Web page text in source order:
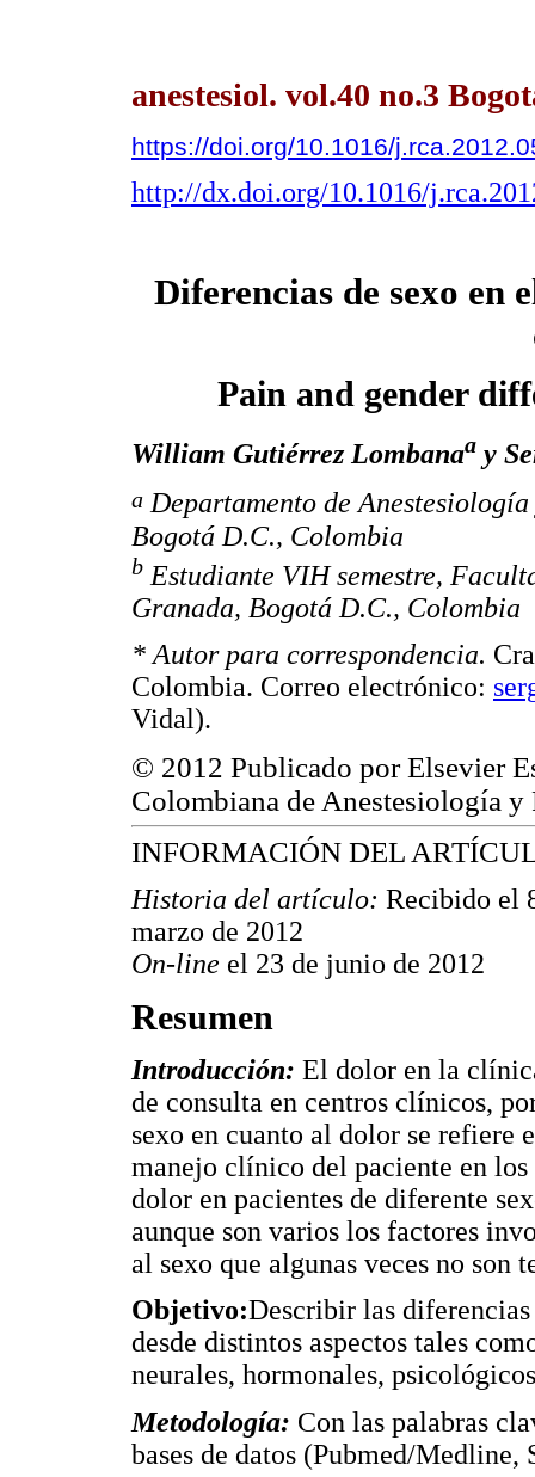
anestesiol. vol.40 no.3
https://doi.org/10.1016/
http://dx.doi.org/10.1016/
Diferencias de sexo en
Pain and gender
William Gutiérrez Lombanaa y
a Departamento de
Bogotá D.C., Colombia
b Estudiante VIH semestre,
Granada, Bogotá D.C., Colombia
* Autor para correspondencia.
Colombia. Correo electrónico:
Vidal).
© 2012 Publicado por Elsevier
Colombiana de Anestesiología y
INFORMACIÓN DEL
Historia del artículo: Recibido el
marzo de 2012
On-line el 23 de junio de 2012
Resumen
Introducción: El dolor en la
de consulta en centros clínicos,
sexo en cuanto al dolor se refiere
manejo clínico del paciente en
dolor en pacientes de diferente
aunque son varios los factores
al sexo que algunas veces no son
Objetivo:Describir las
desde distintos aspectos tales
neurales, hormonales,
Metodología: Con las palabras
bases de datos (Pubmed/